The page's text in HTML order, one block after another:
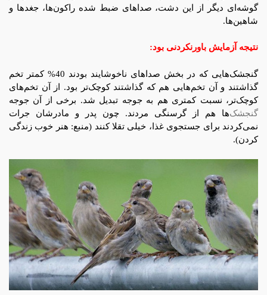
گوشه‌ای دیگر از این دشت، صداهای ضبط شده راکون‌ها، جغدها و
شاهین‌ها.
نتیجه آزمایش باورنکردنی بود:
گنجشک‌هایی که در بخش صداهای ناخوشایند بودند 40% کمتر تخم
گذاشتند و آن تخم‌هایی هم که گذاشتند کوچک‌تر بود. از آن تخم‌های
کوچک‌تر، نسبت کمتری هم به جوجه تبدیل شد. برخی از آن جوجه
گنجشک‌ها هم از گرسنگی مردند. چون پدر و مادرشان جرات
نمی‌کردند برای جستجوی غذا، خیلی تقلا کنند (منبع: هنر خوب زندگی
کردن).